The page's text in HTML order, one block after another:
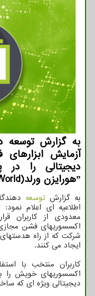
به گزارش توسعه
آزمایش
دیجیتالی را
ˮهورایزن ورلدˮ (Horizon World) شروع کرد.
به گزارش توسعه
اطلاعیه ای اعلام
معدودی از کاربران
اکسسوریهای فشن
شرکت که از راه
ایجاد می کنند.
کاربران منتخب با
اکسسوریهای خویش را
دیجیتالی ویژه ای که